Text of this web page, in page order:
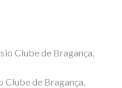
Clube de Bragança,
Clube de Bragança,